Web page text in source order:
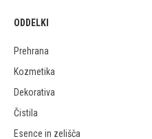
ODDELKI
Prehrana
Kozmetika
Dekorativa
Čistila
Esence in zelišča